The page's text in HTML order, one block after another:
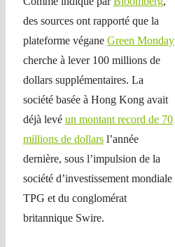
des sources ont rapporté que la
plateforme végane Green Monday
cherche à lever 100 millions de
dollars supplémentaires. La
société basée à Hong Kong avait
déjà levé un montant record de 70
millions de dollars l’année
dernière, sous l’impulsion de la
société d’investissement mondiale
TPG et du conglomérat
britannique Swire.